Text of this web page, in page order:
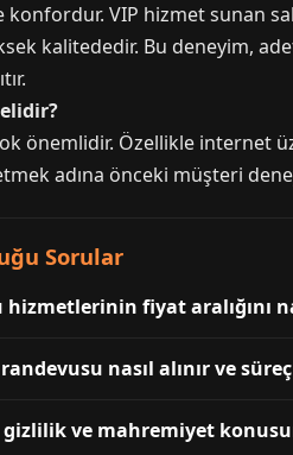
VIP hizmet sunan
kalitededir. Bu deneyim,
önemlidir. Özellikle internet
adına önceki müşteri
Sorular
fiyat aralığını
nasıl alınır ve
ve mahremiyet